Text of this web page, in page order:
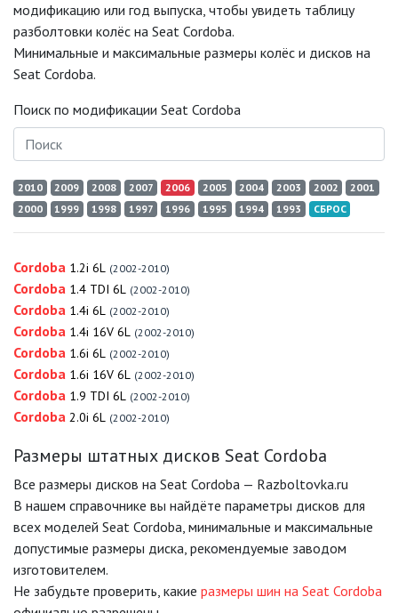
модификацию или год выпуска, чтобы увидеть таблицу
разболтовки колёс на Seat Cordoba.
Минимальные и максимальные размеры колёс и дисков на
Seat Cordoba.
Поиск по модификации Seat Cordoba
2010 2009 2008 2007 2006 2005 2004 2003 2002
2001
2000
1999 1998 1997 1996 1995 1994 1993 СБРОС
Cordoba 1.2i 6L (2002-2010)
Cordoba 1.4 TDI 6L (2002-2010)
Cordoba 1.4i 6L (2002-2010)
Cordoba 1.4i 16V 6L (2002-2010)
Cordoba 1.6i 6L (2002-2010)
Cordoba 1.6i 16V 6L (2002-2010)
Cordoba 1.9 TDI 6L (2002-2010)
Cordoba 2.0i 6L (2002-2010)
Размеры штатных дисков Seat Cordoba
Все размеры дисков на Seat Cordoba — Razboltovka.ru
В нашем справочнике вы найдёте параметры дисков для
всех моделей Seat Cordoba, минимальные и максимальные
допустимые размеры диска, рекомендуемые заводом
изготовителем.
Не забудьте проверить, какие размеры шин на Seat Cordoba